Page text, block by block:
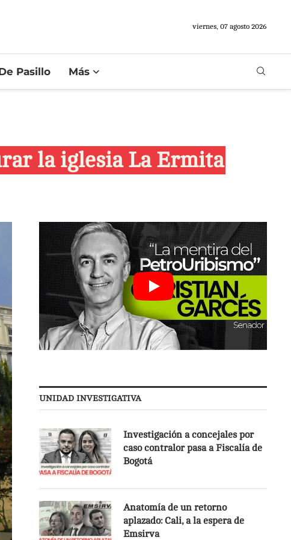
viernes, 07 agosto 2026
Pasillo Más
la iglesia La Ermita
UNIDAD INVESTIGATIVA
Investigación a concejales por
caso contralor pasa a Fiscalía de
Bogotá
Anatomía de un retorno
aplazado: Cali, a la espera de
Emsirva